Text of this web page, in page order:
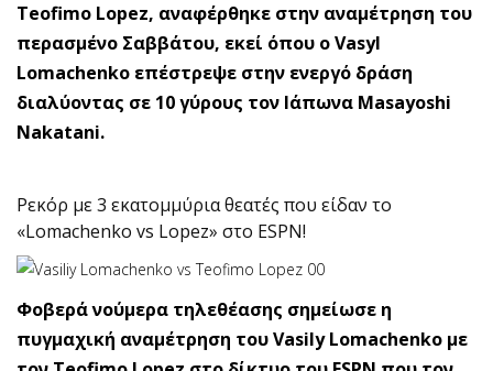
Teofimo Lopez, αναφέρθηκε στην αναμέτρηση του
περασμένο Σαββάτου, εκεί όπου ο Vasyl
Lomachenko επέστρεψε στην ενεργό δράση
διαλύοντας σε 10 γύρους τον Ιάπωνα Masayoshi
Nakatani.
Ρεκόρ με 3 εκατομμύρια θεατές που είδαν το
«Lomachenko vs Lopez» στο ESPN!
Φοβερά νούμερα τηλεθέασης σημείωσε η
πυγμαχική αναμέτρηση του Vasily Lomachenko με